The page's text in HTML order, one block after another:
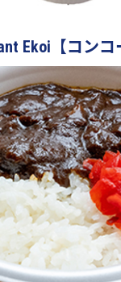
Ekoi【コンコ